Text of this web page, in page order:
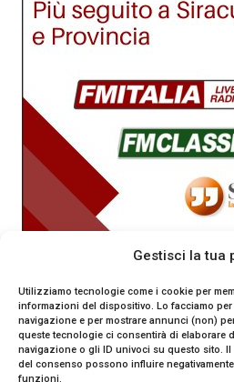
Gestisci la tua
Utilizziamo tecnologie come i cookie per
informazioni del dispositivo. Lo facciamo
navigazione e per mostrare annunci (non)
queste tecnologie ci consentirà di elaborare
navigazione o gli ID univoci su questo sito.
del consenso possono influire
funzioni.